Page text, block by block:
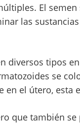
El
las
diversos tipos
se
el útero, esta
que también se